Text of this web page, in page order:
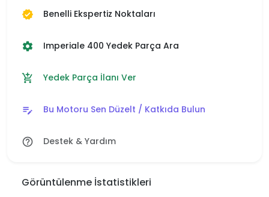
verified Benelli Ekspertiz Noktaları
settings Imperiale 400 Yedek Parça Ara
add_shopping_cart Yedek Parça İlanı Ver
edit_note Bu Motoru Sen Düzelt / Katkıda Bulun
help_outline Destek & Yardım
Görüntülenme İstatistikleri